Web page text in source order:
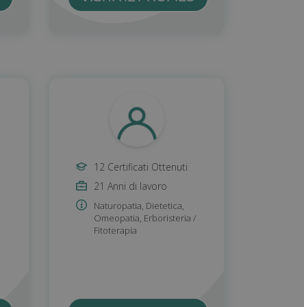
12 Certificati Ottenuti
21 Anni di lavoro
Naturopatia, Dietetica,
Omeopatia, Erboristeria /
Fitoterapia